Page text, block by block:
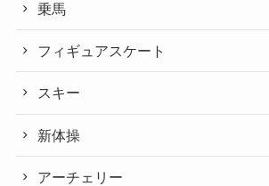
乗馬
フィギュアスケート
スキー
新体操
アーチェリー